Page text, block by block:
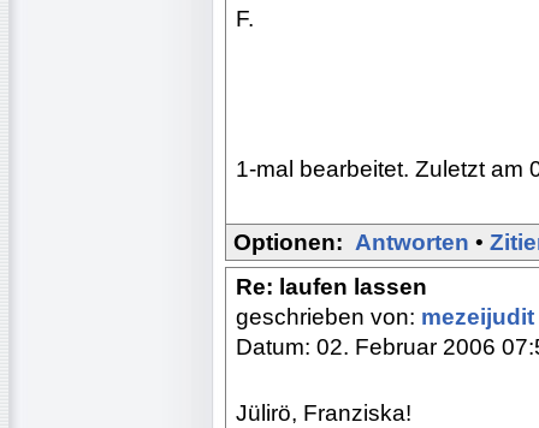
F.
1-mal bearbeitet. Zuletzt am
Optionen: Antworten •
Re: laufen lassen
geschrieben von: mezeijudit
Datum: 02. Februar 2006
Jülirö, Franziska!